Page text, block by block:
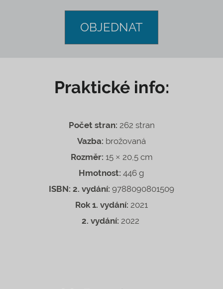
OBJEDNAT
Praktické info:
Počet stran: 262 stran
Vazba: brožovaná
Rozměr: 15 × 20,5 cm
Hmotnost: 446 g
ISBN: 2. vydání: 9788090801509
Rok 1. vydání: 2021
2. vydání: 2022